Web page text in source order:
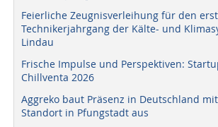
Feierliche Zeugnisverleihung für den
Technikerjahrgang der Kälte- und
Lindau
Frische Impulse und Perspektiven:
Chillventa 2026
Aggreko baut Präsenz in Deutschland
Standort in Pfungstadt aus